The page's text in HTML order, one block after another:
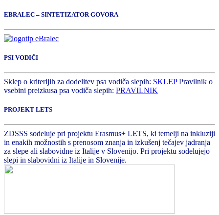
EBRALEC – SINTETIZATOR GOVORA
PSI VODIČI
Sklep o kriterijih za dodelitev psa vodiča slepih: SKLEPPravilnik o
vsebini preizkusa psa vodiča slepih: PRAVILNIK
PROJEKT LETS
ZDSSS sodeluje pri projektu Erasmus+ LETS, ki temelji na inkluziji
in enakih možnostih s prenosom znanja in izkušenj tečajev jadranja
za slepe ali slabovidne iz Italije v Slovenijo. Pri projektu sodelujejo
slepi in slabovidni iz Italije in Slovenije.